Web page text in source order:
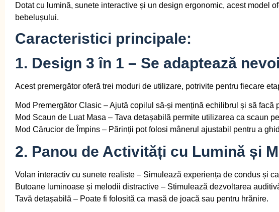
Dotat cu lumină, sunete interactive și un design ergonomic, acest model
bebelușului.
Caracteristici principale:
1. Design 3 în 1 – Se adaptează
Acest premergător oferă trei moduri de utilizare, potrivite pentru fiecare
Mod Premergător Clasic – Ajută copilul să-și mențină echilibrul și să facă
Mod Scaun de Luat Masa – Tava detașabilă permite utilizarea ca scaun
Mod Cărucior de Împins – Părinții pot folosi mânerul ajustabil pentru a
2. Panou de Activități cu Lumină și
Volan interactiv cu sunete realiste – Simulează experiența de condus și
Butoane luminoase și melodii distractive – Stimulează dezvoltarea
Tavă detașabilă – Poate fi folosită ca masă de joacă sau pentru hrănire.